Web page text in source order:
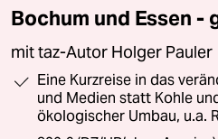
Bochum und Essen -
mit taz-Autor Holger Pauler
Eine Kurzreise in das
und Medien statt Kohle
ökologischer Umbau, u.a.